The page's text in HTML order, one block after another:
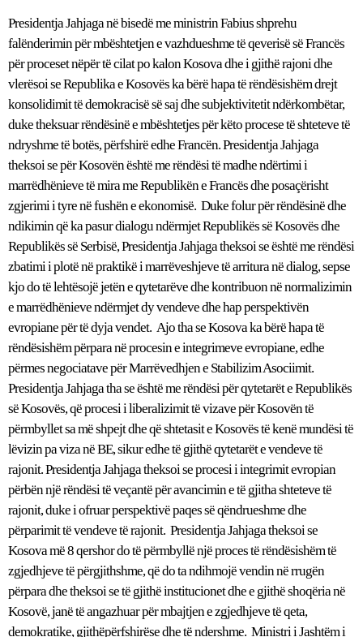
Presidentja Jahjaga në bisedë me ministrin Fabius shprehu
falënderimin për mbështetjen e vazhdueshme të qeverisë së Francës
për proceset nëpër të cilat po kalon Kosova dhe i gjithë rajoni dhe
vlerësoi se Republika e Kosovës ka bërë hapa të rëndësishëm drejt
konsolidimit të demokracisë së saj dhe subjektivitetit ndërkombëtar,
duke theksuar rëndësinë e mbështetjes për këto procese të shteteve të
ndryshme të botës, përfshirë edhe Francën. Presidentja Jahjaga
theksoi se për Kosovën është me rëndësi të madhe ndërtimi i
marrëdhënieve të mira me Republikën e Francës dhe posaçërisht
zgjerimi i tyre në fushën e ekonomisë. Duke folur për rëndësinë dhe
ndikimin që ka pasur dialogu ndërmjet Republikës së Kosovës dhe
Republikës së Serbisë, Presidentja Jahjaga theksoi se është me rëndësi
zbatimi i plotë në praktikë i marrëveshjeve të arritura në dialog, sepse
kjo do të lehtësojë jetën e qytetarëve dhe kontribuon në normalizimin
e marrëdhënieve ndërmjet dy vendeve dhe hap perspektivën
evropiane për të dyja vendet. Ajo tha se Kosova ka bërë hapa të
rëndësishëm përpara në procesin e integrimeve evropiane, edhe
përmes negociatave për Marrëvedhjen e Stabilizim Asociimit.
Presidentja Jahjaga tha se është me rëndësi për qytetarët e Republikës
së Kosovës, që procesi i liberalizimit të vizave për Kosovën të
përmbyllet sa më shpejt dhe që shtetasit e Kosovës të kenë mundësi të
lëvizin pa viza në BE, sikur edhe të gjithë qytetarët e vendeve të
rajonit. Presidentja Jahjaga theksoi se procesi i integrimit evropian
përbën një rëndësi të veçantë për avancimin e të gjitha shteteve të
rajonit, duke i ofruar perspektivë paqes së qëndrueshme dhe
përparimit të vendeve të rajonit. Presidentja Jahjaga theksoi se
Kosova më 8 qershor do të përmbyllë një proces të rëndësishëm të
zgjedhjeve të përgjithshme, që do ta ndihmojë vendin në rrugën
përpara dhe theksoi se të gjithë institucionet dhe e gjithë shoqëria në
Kosovë, janë të angazhuar për mbajtjen e zgjedhjeve të qeta,
demokratike, gjithëpërfshirëse dhe të ndershme. Ministri i Jashtëm i